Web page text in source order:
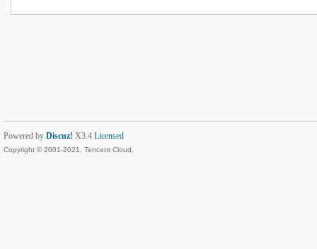
Powered by Discuz! X3.4 Licensed
Copyright © 2001-2021, Tencent Cloud.